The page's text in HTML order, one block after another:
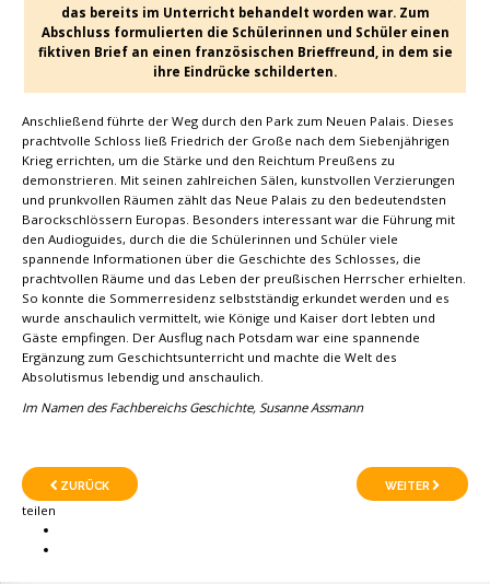
das bereits im Unterricht behandelt worden war. Zum
Abschluss formulierten die Schülerinnen und Schüler einen
fiktiven Brief an einen französischen Brieffreund, in dem sie
ihre Eindrücke schilderten.
Anschließend führte der Weg durch den Park zum Neuen Palais. Dieses
prachtvolle Schloss ließ Friedrich der Große nach dem Siebenjährigen
Krieg errichten, um die Stärke und den Reichtum Preußens zu
demonstrieren. Mit seinen zahlreichen Sälen, kunstvollen Verzierungen
und prunkvollen Räumen zählt das Neue Palais zu den bedeutendsten
Barockschlössern Europas. Besonders interessant war die Führung mit
den Audioguides, durch die die Schülerinnen und Schüler viele
spannende Informationen über die Geschichte des Schlosses, die
prachtvollen Räume und das Leben der preußischen Herrscher erhielten.
So konnte die Sommerresidenz selbstständig erkundet werden und es
wurde anschaulich vermittelt, wie Könige und Kaiser dort lebten und
Gäste empfingen. Der Ausflug nach Potsdam war eine spannende
Ergänzung zum Geschichtsunterricht und machte die Welt des
Absolutismus lebendig und anschaulich.
Im Namen des Fachbereichs Geschichte, Susanne Assmann
ZURÜCK WEITER
teilen